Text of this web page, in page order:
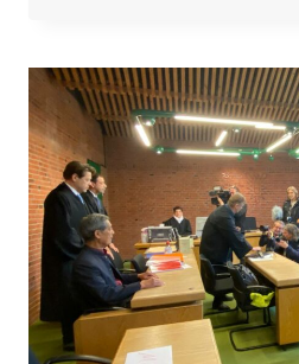
INFORMAÇÃO!
POR
DENTRO
DA
ÚLTIMA
PROPOSTA
DA
UE
PARA
CENSURAR
A
MÍDIA